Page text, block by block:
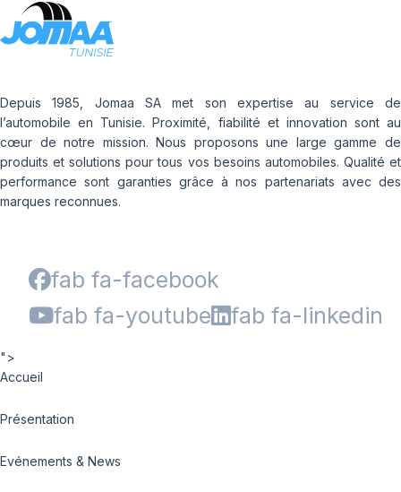
Depuis 1985, Jomaa SA met son expertise au service de
l’automobile en Tunisie. Proximité, fiabilité et innovation sont au
cœur de notre mission. Nous proposons une large gamme de
produits et solutions pour tous vos besoins automobiles. Qualité et
performance sont garanties grâce à nos partenariats avec des
marques reconnues.
fab fa-facebook
fab fa-youtube
fab fa-linkedin
">
Accueil
Présentation
Evénements & News